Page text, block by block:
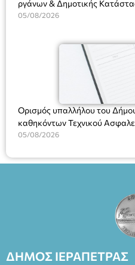
ργάνων & Δημοτικής
Υπηρεσιών για αποφάσεις,
(Ν. 5314/2026).»
05/08/2026
Ορισμός υπαλλήλου του
καθηκόντων Τεχνικού
05/08/2026
ΔΗΜΟΣ ΙΕΡΑΠΕΤΡΑΣ